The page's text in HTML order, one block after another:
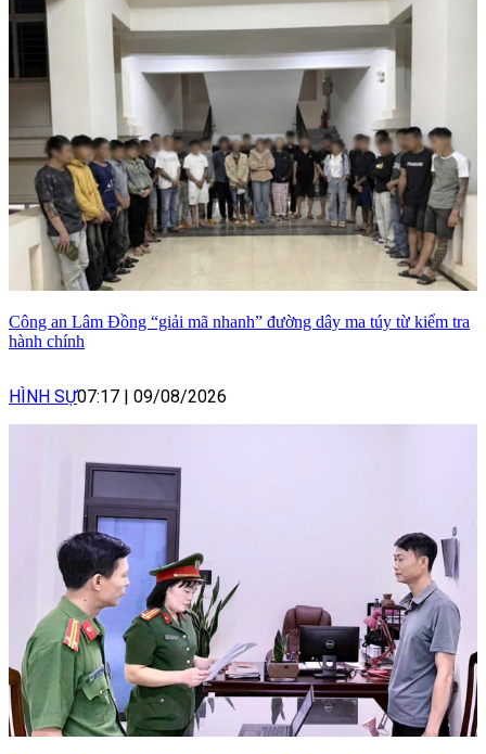
Công an Lâm Đồng “giải mã nhanh” đường dây ma túy từ kiểm tra
hành chính
HÌNH SỰ07:17 | 09/08/2026